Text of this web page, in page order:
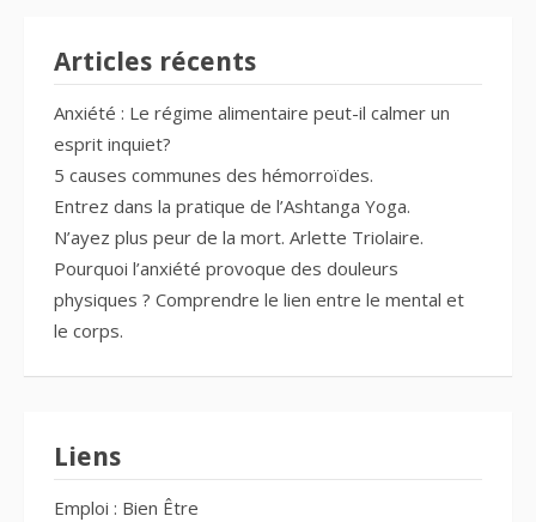
Articles récents
Anxiété : Le régime alimentaire peut-il calmer un
esprit inquiet?
5 causes communes des hémorroïdes.
Entrez dans la pratique de l’Ashtanga Yoga.
N’ayez plus peur de la mort. Arlette Triolaire.
Pourquoi l’anxiété provoque des douleurs
physiques ? Comprendre le lien entre le mental et
le corps.
Liens
Emploi : Bien Être